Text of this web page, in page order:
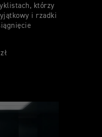
którzy
i rzadki